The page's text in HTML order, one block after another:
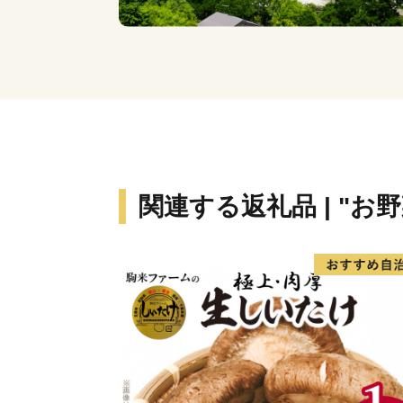
関連する返礼品 | "お